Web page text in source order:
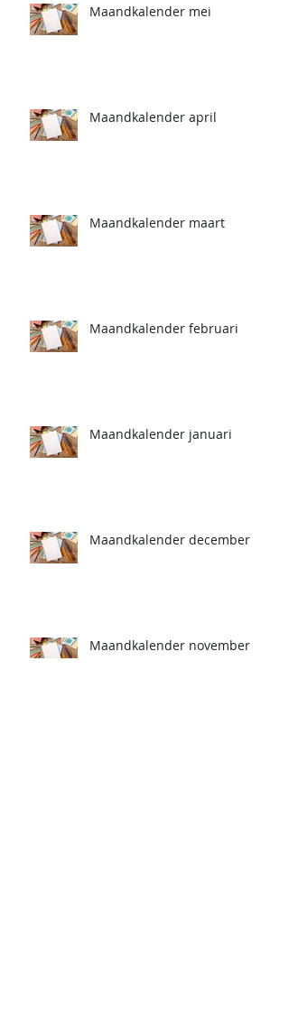
Maandkalender mei
Maandkalender april
Maandkalender maart
Maandkalender februari
Maandkalender januari
Maandkalender december
Maandkalender november